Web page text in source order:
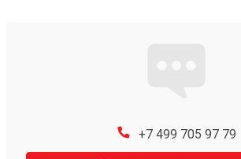
+7 499 705 97 79